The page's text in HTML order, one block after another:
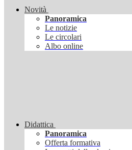
Novità
Panoramica
Le notizie
Le circolari
Albo online
Didattica
Panoramica
Offerta formativa